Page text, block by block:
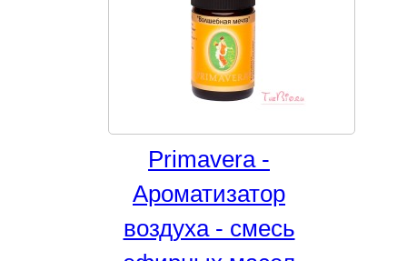
Primavera -
Ароматизатор
воздуха - cмесь